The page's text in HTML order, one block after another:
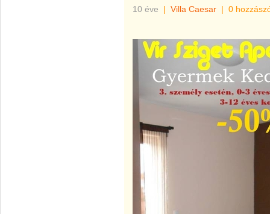
10 éve | Villa Caesar | 0